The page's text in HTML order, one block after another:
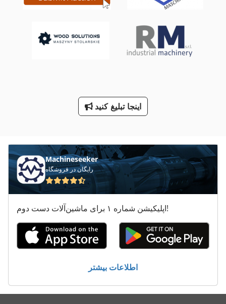
International 986
اینجا تبلیغ کنید
Machineseeker
رایگان در فروشگاه
اپلیکیشن شماره ۱ برای ماشین‌آلات دست دوم!
اطلاعات بیشتر